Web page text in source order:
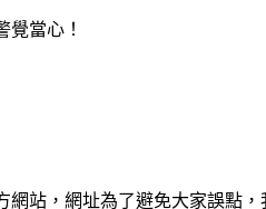
覺當心！
站，網址為了避免大家誤點，